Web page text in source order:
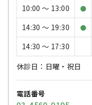
10:00 〜 13:00
●
14:30 〜 19:30 ●
14:30 〜 17:30
休診日：日曜・祝日
電話番号